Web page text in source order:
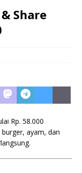
Share
Rp. 58.000
ayam, dan